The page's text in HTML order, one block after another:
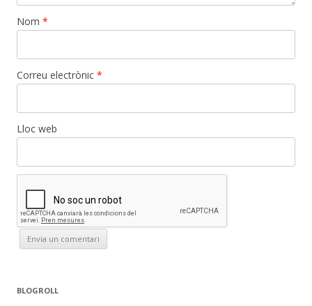
Nom *
Correu electrònic *
Lloc web
BLOGROLL